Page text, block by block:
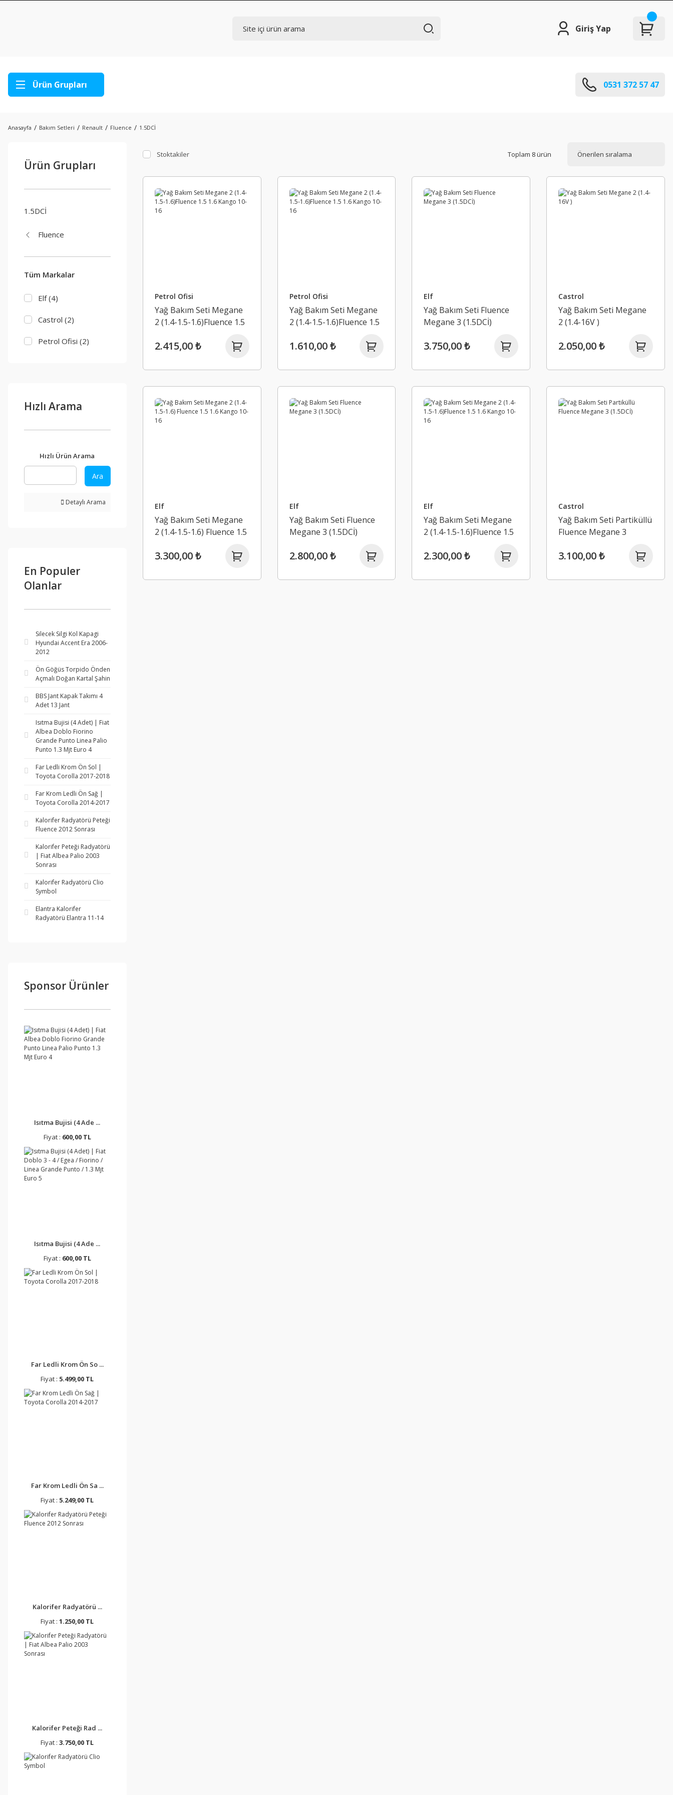
Giriş Yap
Ürün Grupları 0531 372 57 47
Anasayfa Bakım Setleri Renault Fluence 1.5DCİ
Ürün Grupları
1.5DCİ
Fluence
Tüm Markalar
Elf (4)
Castrol (2)
Petrol Ofisi (2)
Hızlı Arama
Hızlı Ürün Arama
Ara
Detaylı Arama
En Populer
Olanlar
Silecek Silgi Kol Kapagi
Hyundai Accent Era 2006-
2012
Ön Göğüs Torpido Önden
Açmalı Doğan Kartal Şahin
BBS Jant Kapak Takımı 4
Adet 13 Jant
Isıtma Bujisi (4 Adet) | Fiat
Albea Doblo Fiorino
Grande Punto Linea Palio
Punto 1.3 Mjt Euro 4
Far Ledli Krom Ön Sol |
Toyota Corolla 2017-2018
Far Krom Ledli Ön Sağ |
Toyota Corolla 2014-2017
Kalorifer Radyatörü Peteği
Fluence 2012 Sonrası
Kalorifer Peteği Radyatörü
| Fiat Albea Palio 2003
Sonrası
Kalorifer Radyatörü Clio
Symbol
Elantra Kalorifer
Radyatörü Elantra 11-14
Sponsor Ürünler
Isıtma Bujisi (4 Ade ...
Fiyat : 600,00 TL
Isıtma Bujisi (4 Ade ...
Fiyat : 600,00 TL
Far Ledli Krom Ön So ...
Fiyat : 5.499,00 TL
Far Krom Ledli Ön Sa ...
Fiyat : 5.249,00 TL
Kalorifer Radyatörü ...
Fiyat :1.250,00 TL
Kalorifer Peteği Rad ...
Fiyat :3.750,00 TL
Stoktakiler Toplam 8 ürün
Petrol Ofisi
Yağ Bakım Seti Megane
2 (1.4-1.5-1.6)Fluence 1.5
2.415,00 ₺
Petrol Ofisi
Yağ Bakım Seti Megane
2 (1.4-1.5-1.6)Fluence 1.5
1.610,00 ₺
Elf
Yağ Bakım Seti Fluence
Megane 3 (1.5DCİ)
3.750,00 ₺
Castrol
Yağ Bakım Seti Megane
2 (1.4-16V )
2.050,00 ₺
Elf
Yağ Bakım Seti Megane
2 (1.4-1.5-1.6) Fluence 1.5
3.300,00 ₺
Elf
Yağ Bakım Seti Fluence
Megane 3 (1.5DCİ)
2.800,00 ₺
Elf
Yağ Bakım Seti Megane
2 (1.4-1.5-1.6)Fluence 1.5
2.300,00 ₺
Castrol
Yağ Bakım Seti Partiküllü
Fluence Megane 3
3.100,00 ₺